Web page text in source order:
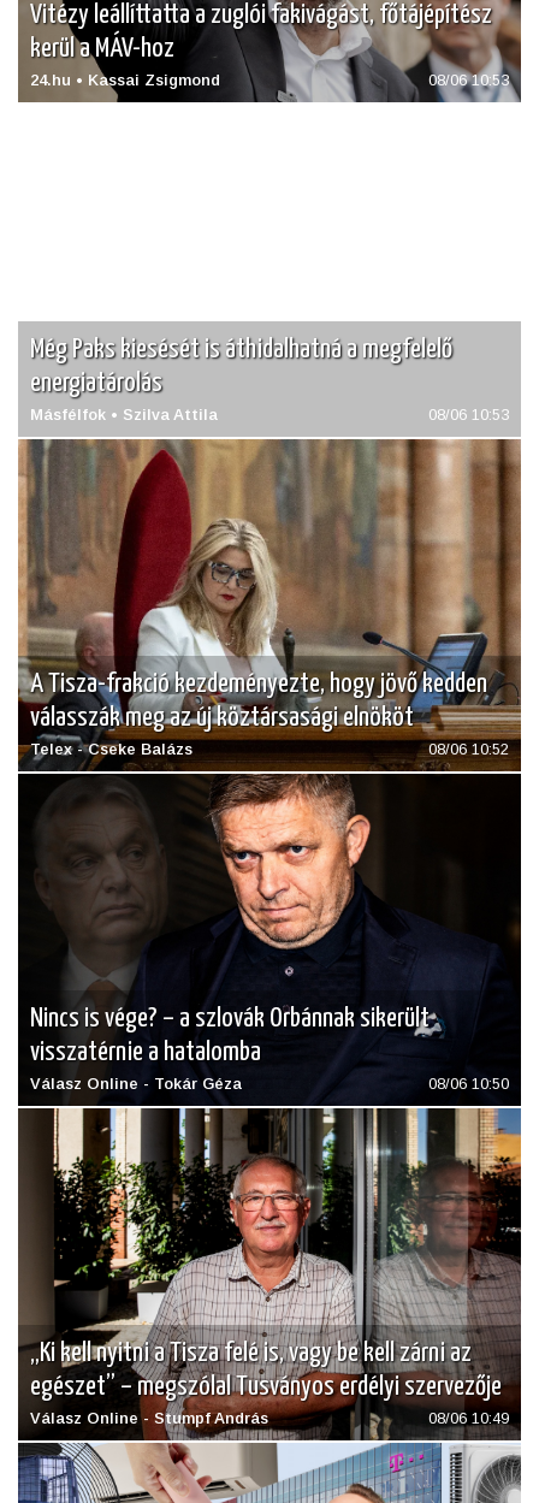
Vitézy leállíttatta a zuglói fakivágást, főtájépítész
kerül a MÁV-hoz
24.hu • Kassai Zsigmond 08/06 10:53
Még Paks kiesését is áthidalhatná a megfelelő
energiatárolás
Másfélfok • Szilva Attila 08/06 10:53
A Tisza-frakció kezdeményezte, hogy jövő kedden
válasszák meg az új köztársasági elnököt
Telex - Cseke Balázs 08/06 10:52
Nincs is vége? – a szlovák Orbánnak sikerült
visszatérnie a hatalomba
Válasz Online - Tokár Géza 08/06 10:50
„Ki kell nyitni a Tisza felé is, vagy be kell zárni az
egészet” – megszólal Tusványos erdélyi szervezője
Válasz Online - Stumpf András 08/06 10:49